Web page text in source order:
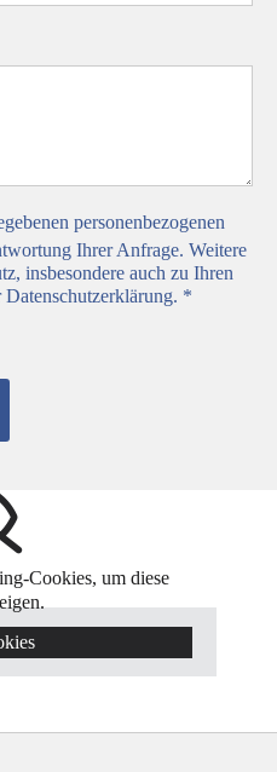
personenbezogenen
Ihrer Anfrage. Weitere
insbesondere auch zu Ihren
Datenschutzerklärung. *
Cookies, um diese